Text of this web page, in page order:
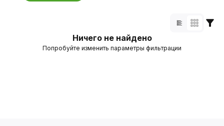
Ничего не найдено
Попробуйте изменить параметры фильтрации